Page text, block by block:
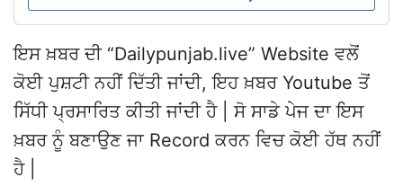
ਇਸ ਖ਼ਬਰ ਦੀ “Dailypunjab.live” Website ਵਲੋਂ
ਕੋਈ ਪੁਸ਼ਟੀ ਨਹੀਂ ਦਿੱਤੀ ਜਾਂਦੀ, ਇਹ ਖ਼ਬਰ Youtube ਤੋਂ
ਸਿੱਧੀ ਪ੍ਰਸਾਰਿਤ ਕੀਤੀ ਜਾਂਦੀ ਹੈ | ਸੋ ਸਾਡੇ ਪੇਜ ਦਾ ਇਸ
ਖ਼ਬਰ ਨੂੰ ਬਣਾਉਣ ਜਾ Record ਕਰਨ ਵਿਚ ਕੋਈ ਹੱਥ ਨਹੀਂ
ਹੈ |